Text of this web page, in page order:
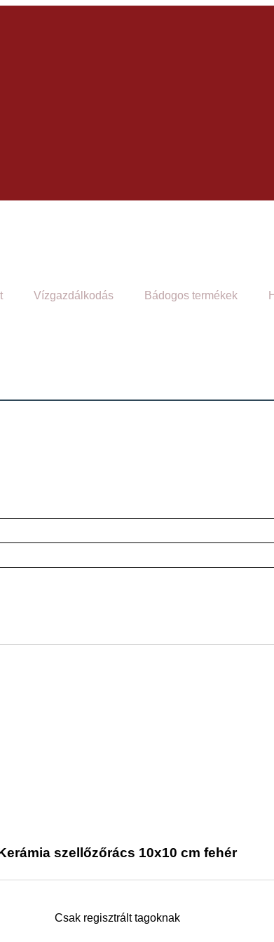
Vízgazdálkodás Bádogos termékek
szellőzőrács 10x10 cm fehér
Csak regisztrált tagoknak